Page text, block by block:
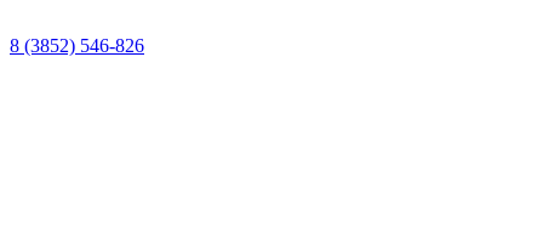
8 (3852) 546-826